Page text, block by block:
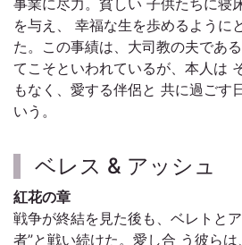
事業に尽力。貧しい 子供たちに寝
を与え、 幸福な生を歩めるように
た。この事績は、大司教の夫であ
てこそといわれているが、本人は
もなく、愛する伴侶と 共に過ごす
いう。
ベレス & アッシュ
紅花の章
戦争が終結を見た後も、ベレトと
者”と戦い続けた。愛し合 う彼らは